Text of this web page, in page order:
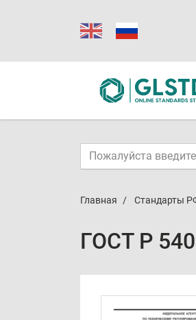
Главная Стандарты
ГОСТ Р